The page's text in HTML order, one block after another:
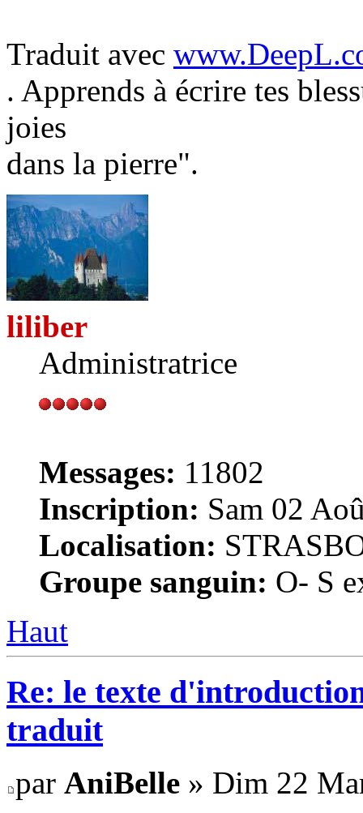
Traduit avec
. Apprends à écrire tes
joies
dans la pierre".
liliber
Administratrice
Messages: 11802
Inscription: Sam 02
Localisation:
Groupe sanguin: O- S
Haut
Re: le texte
traduit
par AniBelle » Dim 22